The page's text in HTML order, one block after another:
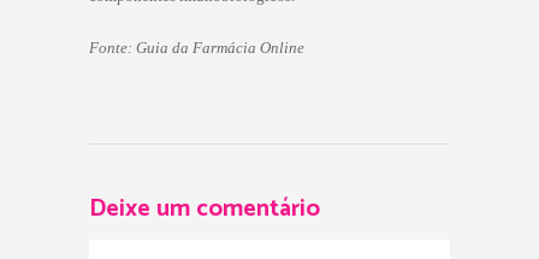
Fonte: Guia da Farmácia Online
Deixe um comentário